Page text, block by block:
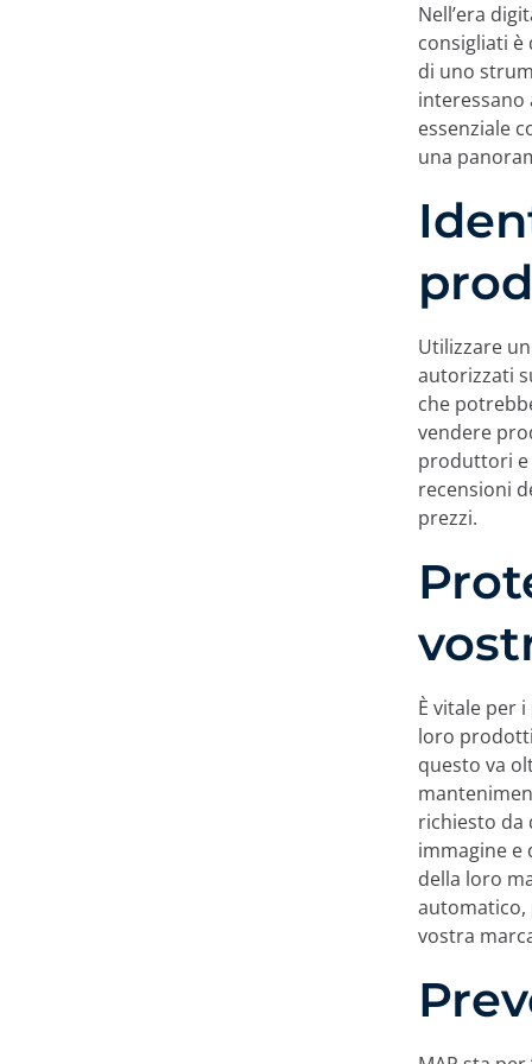
Nell’era
consigliati è
di uno
interessano
essenziale
una
Utilizzare
autorizzati
che
vendere
produttori e
recensioni
prezzi.
È vitale per
loro prodotti
questo va
richiesto da
immagine e
della loro
automatico,
vostra